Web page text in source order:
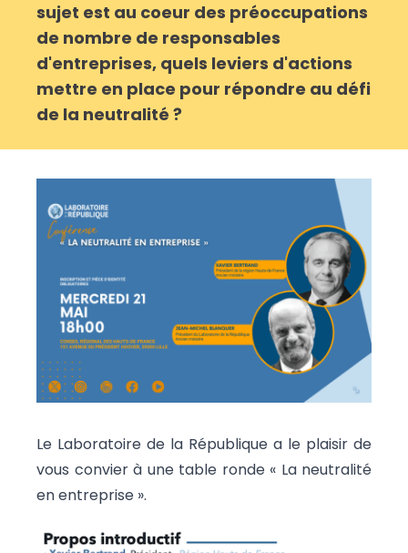
sujet est au coeur des préoccupations
de nombre de responsables
d'entreprises, quels leviers d'actions
mettre en place pour répondre au défi
de la neutralité ?
Le Laboratoire de la République a le plaisir de
vous convier à une table ronde « La neutralité
en entreprise ».